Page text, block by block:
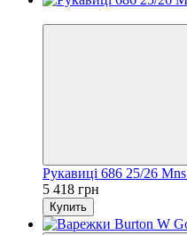
Рукавиці 686 25/26
5 418 грн
Купить